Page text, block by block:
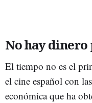
No hay dinero
El tiempo no es el
el cine español con
económica que ha